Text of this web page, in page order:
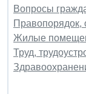
Вопросы
Правопорядок,
Жилые
Труд,